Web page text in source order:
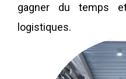
gagner du temps
logistiques.